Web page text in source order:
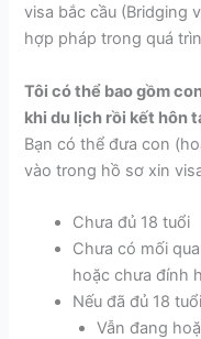
visa bắc cầu (Bridging
hợp pháp trong quá
Tôi có thể bao gồm
khi du lịch rồi kết hôn
Bạn có thể đưa con
vào trong hồ sơ xin
Chưa đủ 18 tuổi
Chưa có mối
hoặc chưa đính
Nếu đã đủ 18
Vẫn đang